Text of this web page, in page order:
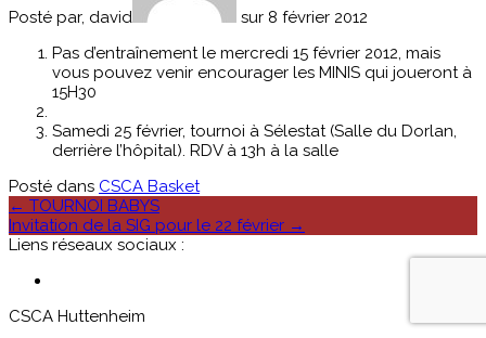
Posté par, david
sur 8 février 2012
Pas d’entraînement le mercredi 15 février 2012, mais
vous pouvez venir encourager les MINIS qui joueront à
15H30
Samedi 25 février, tournoi à Sélestat (Salle du Dorlan,
derrière l’hôpital). RDV à 13h à la salle
Posté dans CSCA Basket
Poste
navigation
← TOURNOI BABYS
Invitation de la SIG pour le 22 février →
Liens réseaux sociaux :
CSCA Huttenheim